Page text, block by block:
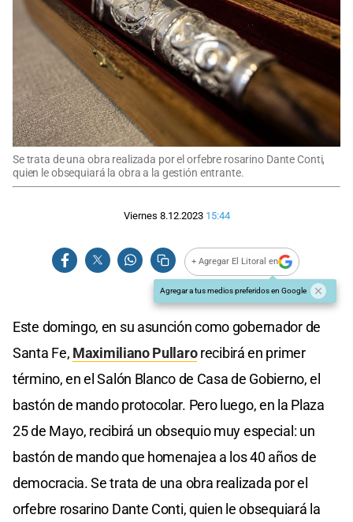
Se trata de una obra realizada por el orfebre rosarino Dante Conti,
quien le obsequiará la obra a la gestión entrante.
Viernes 8.12.2023 15:44
+ Agregar El Litoral en
Agregar a tus medios preferidos en Google
Este domingo, en su asunción como gobernador de
Santa Fe, Maximiliano Pullarorecibirá en primer
término, en el Salón Blanco de Casa de Gobierno, el
bastón de mando protocolar. Pero luego, en la Plaza
25 de Mayo, recibirá un obsequio muy especial: un
bastón de mando que homenajea a los 40 años de
democracia. Se trata de una obra realizada por el
orfebre rosarino Dante Conti, quien le obsequiará la